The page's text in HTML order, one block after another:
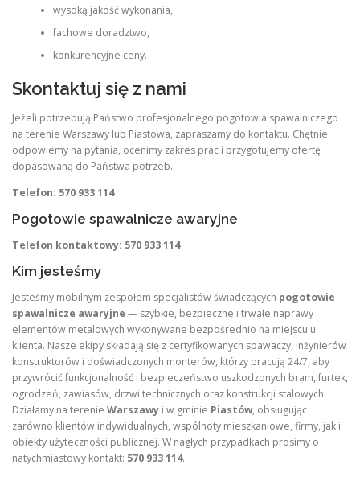
wysoką jakość wykonania,
fachowe doradztwo,
konkurencyjne ceny.
Skontaktuj się z nami
Jeżeli potrzebują Państwo profesjonalnego pogotowia spawalniczego
na terenie Warszawy lub Piastowa, zapraszamy do kontaktu. Chętnie
odpowiemy na pytania, ocenimy zakres prac i przygotujemy ofertę
dopasowaną do Państwa potrzeb.
Telefon: 570 933 114
Pogotowie spawalnicze awaryjne
Telefon kontaktowy: 570 933 114
Kim jesteśmy
Jesteśmy mobilnym zespołem specjalistów świadczących pogotowie
spawalnicze awaryjne — szybkie, bezpieczne i trwałe naprawy
elementów metalowych wykonywane bezpośrednio na miejscu u
klienta. Nasze ekipy składają się z certyfikowanych spawaczy, inżynierów
konstruktorów i doświadczonych monterów, którzy pracują 24/7, aby
przywrócić funkcjonalność i bezpieczeństwo uszkodzonych bram, furtek,
ogrodzeń, zawiasów, drzwi technicznych oraz konstrukcji stalowych.
Działamy na terenie Warszawy i w gminie Piastów, obsługując
zarówno klientów indywidualnych, wspólnoty mieszkaniowe, firmy, jak i
obiekty użyteczności publicznej. W nagłych przypadkach prosimy o
natychmiastowy kontakt: 570 933 114.